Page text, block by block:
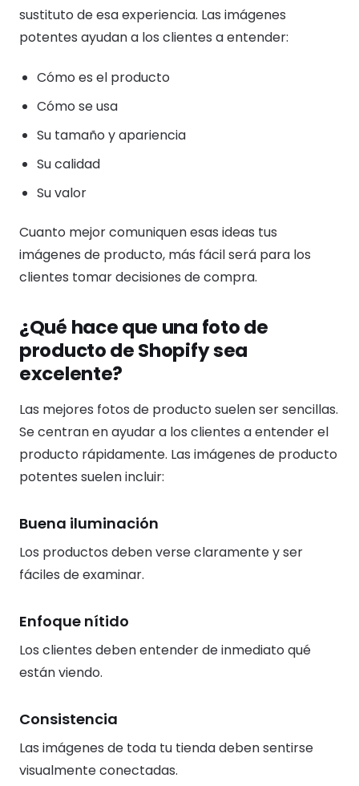
sustituto de esa experiencia. Las imágenes
potentes ayudan a los clientes a entender:
Cómo es el producto
Cómo se usa
Su tamaño y apariencia
Su calidad
Su valor
Cuanto mejor comuniquen esas ideas tus
imágenes de producto, más fácil será para los
clientes tomar decisiones de compra.
¿Qué hace que una foto de
producto de Shopify sea
excelente?
Las mejores fotos de producto suelen ser sencillas.
Se centran en ayudar a los clientes a entender el
producto rápidamente. Las imágenes de producto
potentes suelen incluir:
Buena iluminación
Los productos deben verse claramente y ser
fáciles de examinar.
Enfoque nítido
Los clientes deben entender de inmediato qué
están viendo.
Consistencia
Las imágenes de toda tu tienda deben sentirse
visualmente conectadas.